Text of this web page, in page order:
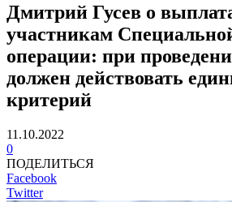
Дмитрий Гусев о
участникам
операции: при
должен действовать
критерий
11.10.2022
0
ПОДЕЛИТЬСЯ
Facebook
Twitter